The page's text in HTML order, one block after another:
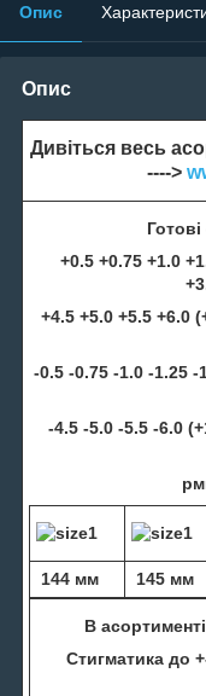
Опис
Опис
Дивіться весь
---->
+0.5 +0.75 +1.0
+4.5 +5.0 +5.5 +6.0
-0.5 -0.75 -1.0 -1.25 -
-4.5 -5.0 -5.5 -6.0
144 мм 145 мм
В
Стигматика до